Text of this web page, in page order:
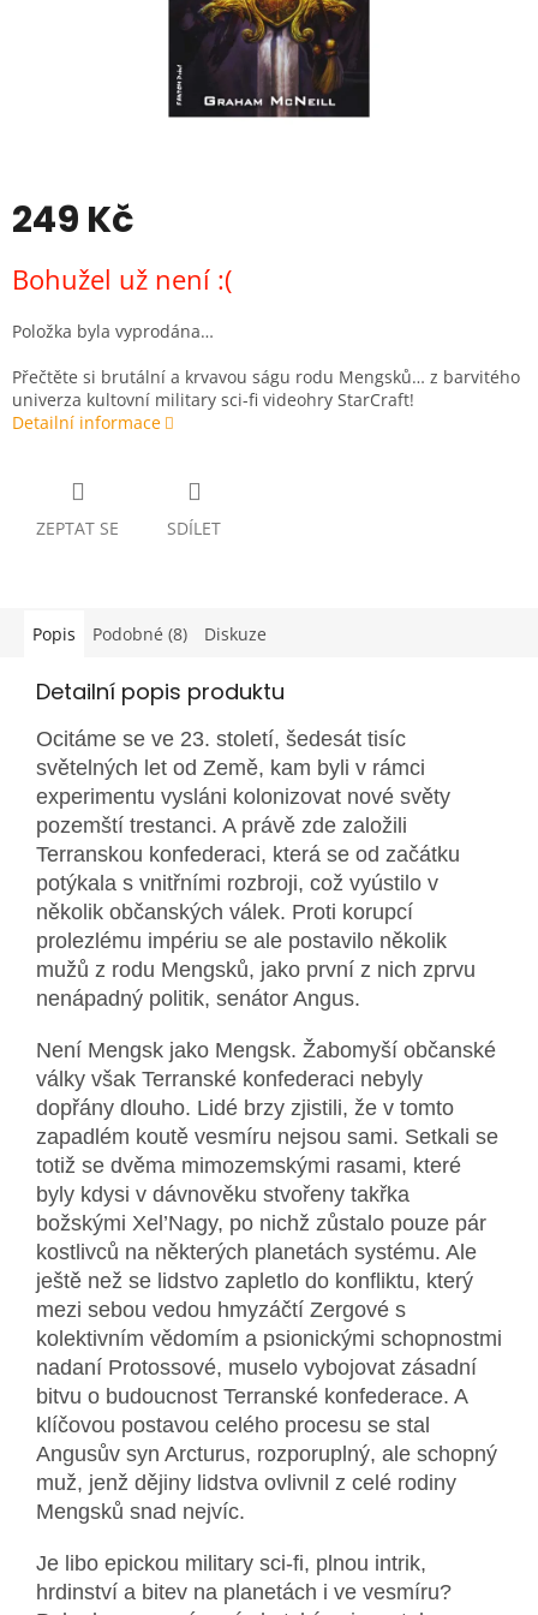
249 Kč
cena:
Bohužel už není :(
Položka byla vyprodána…
Přečtěte si brutální a krvavou ságu rodu Mengsků… z barvitého
univerza kultovní military sci-fi videohry StarCraft!
Detailní informace
ZEPTAT SE SDÍLET
Popis Podobné (8) Diskuze
Detailní popis produktu
Ocitáme se ve 23. století, šedesát tisíc
světelných let od Země, kam byli v rámci
experimentu vysláni kolonizovat nové světy
pozemští trestanci. A právě zde založili
Terranskou konfederaci, která se od začátku
potýkala s vnitřními rozbroji, což vyústilo v
několik občanských válek. Proti korupcí
prolezlému impériu se ale postavilo několik
mužů z rodu Mengsků, jako první z nich zprvu
nenápadný politik, senátor Angus.
Není Mengsk jako Mengsk. Žabomyší občanské
války však Terranské konfederaci nebyly
dopřány dlouho. Lidé brzy zjistili, že v tomto
zapadlém koutě vesmíru nejsou sami. Setkali se
totiž se dvěma mimozemskými rasami, které
byly kdysi v dávnověku stvořeny takřka
božskými Xel’Nagy, po nichž zůstalo pouze pár
kostlivců na některých planetách systému. Ale
ještě než se lidstvo zapletlo do konfliktu, který
mezi sebou vedou hmyzáčtí Zergové s
kolektivním vědomím a psionickými schopnostmi
nadaní Protossové, muselo vybojovat zásadní
bitvu o budoucnost Terranské konfederace. A
klíčovou postavou celého procesu se stal
Angusův syn Arcturus, rozporuplný, ale schopný
muž, jenž dějiny lidstva ovlivnil z celé rodiny
Mengsků snad nejvíc.
Je libo epickou military sci-fi, plnou intrik,
hrdinství a bitev na planetách i ve vesmíru?